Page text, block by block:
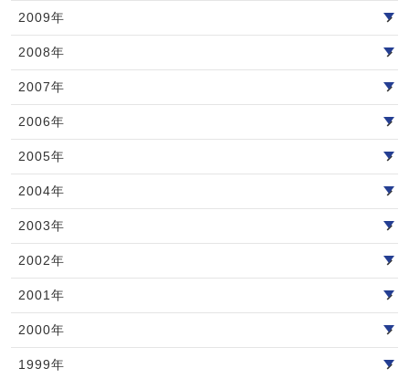
2009年
2008年
2007年
2006年
2005年
2004年
2003年
2002年
2001年
2000年
1999年